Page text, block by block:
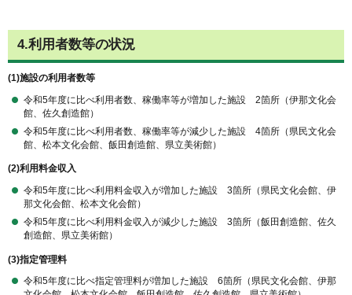
4.利用者数等の状況
(1)施設の利用者数等
令和5年度に比べ利用者数、稼働率等が増加した施設 2箇所（伊那文化会
館、佐久創造館）
令和5年度に比べ利用者数、稼働率等が減少した施設 4箇所（県民文化会
館、松本文化会館、飯田創造館、県立美術館）
(2)利用料金収入
令和5年度に比べ利用料金収入が増加した施設 3箇所（県民文化会館、伊
那文化会館、松本文化会館）
令和5年度に比べ利用料金収入が減少した施設 3箇所（飯田創造館、佐久
創造館、県立美術館）
(3)指定管理料
令和5年度に比べ指定管理料が増加した施設 6箇所（県民文化会館、伊那